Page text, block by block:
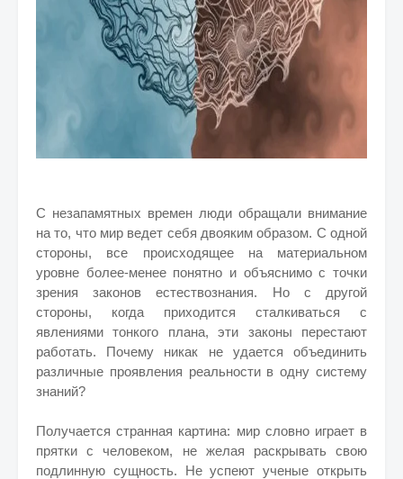
С незапамятных времен люди обращали внимание
на то, что мир ведет себя двояким образом. С одной
стороны, все происходящее на материальном
уровне более-менее понятно и объяснимо с точки
зрения законов естествознания. Но с другой
стороны, когда приходится сталкиваться с
явлениями тонкого плана, эти законы перестают
работать. Почему никак не удается объединить
различные проявления реальности в одну систему
знаний?
Получается странная картина: мир словно играет в
прятки с человеком, не желая раскрывать свою
подлинную сущность. Не успеют ученые открыть